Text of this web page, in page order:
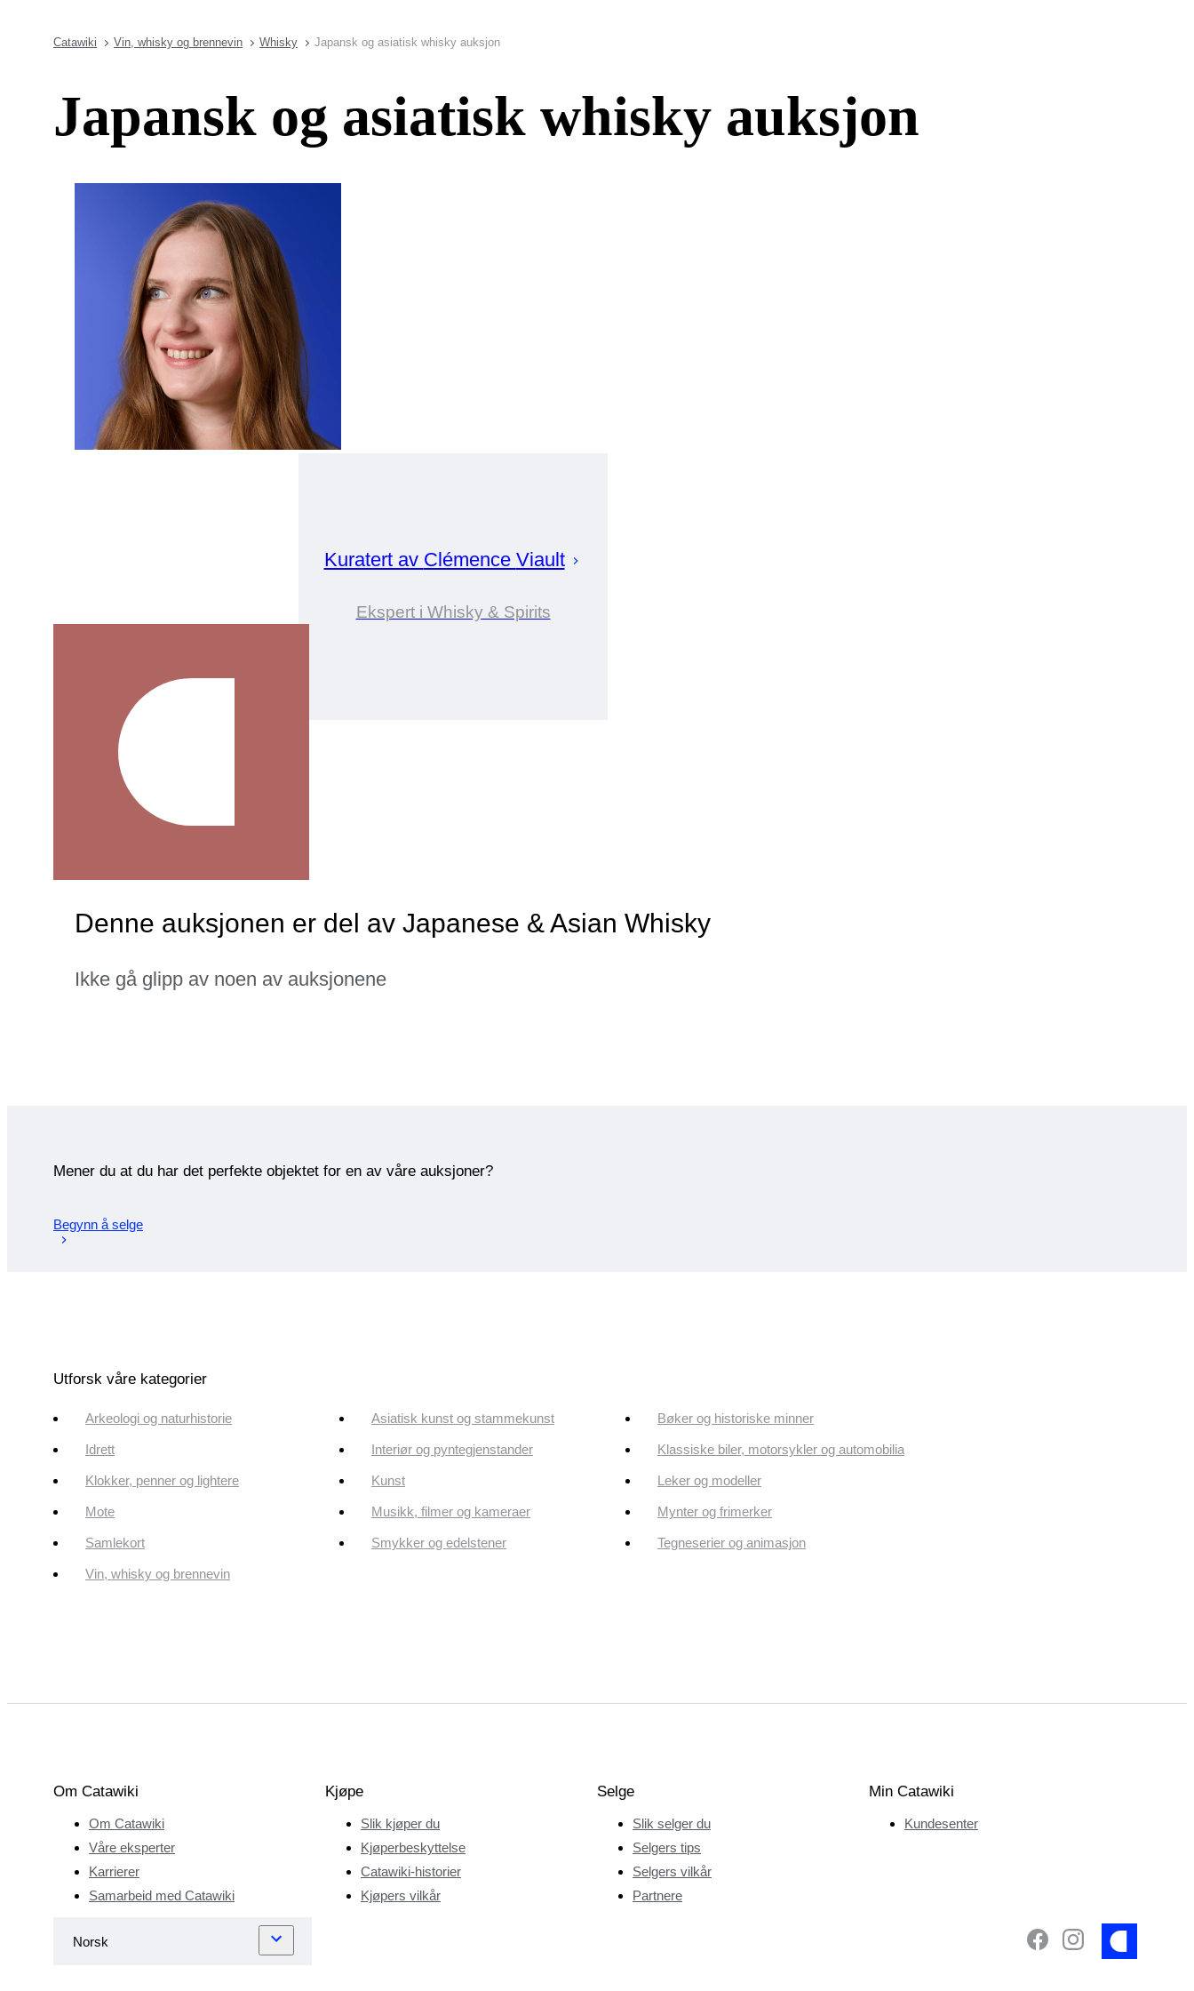
Catawiki Vin, whisky og brennevin Whisky Japansk og asiatisk whisky auksjon
Japansk og asiatisk whisky auksjon
Kuratert av Clémence Viault
Ekspert i Whisky & Spirits
Denne auksjonen er del av Japanese & Asian Whisky
Ikke gå glipp av noen av auksjonene
Mener du at du har det perfekte objektet for en av våre auksjoner?
Begynn å selge
Utforsk våre kategorier
Arkeologi og naturhistorie Asiatisk kunst og stammekunst Bøker og historiske minner
Idrett Interiør og pyntegjenstander Klassiske biler, motorsykler og automobilia
Klokker, penner og lightere Kunst Leker og modeller
Mote Musikk, filmer og kameraer Mynter og frimerker
Samlekort Smykker og edelstener Tegneserier og animasjon
Vin, whisky og brennevin
Om Catawiki
Om Catawiki
Våre eksperter
Karrierer
Samarbeid med Catawiki
Kjøpe
Slik kjøper du
Kjøperbeskyttelse
Catawiki-historier
Kjøpers vilkår
Selge
Slik selger du
Selgers tips
Selgers vilkår
Partnere
Min Catawiki
Kundesenter